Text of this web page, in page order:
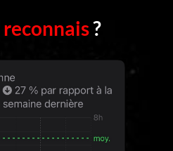
reconnais?